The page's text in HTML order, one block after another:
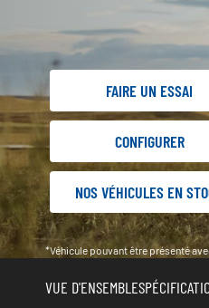
FAIRE UN ESSAI
CONFIGURER
NOS VÉHICULES EN
*Véhicule pouvant être présenté
VUE D'ENSEMBLE